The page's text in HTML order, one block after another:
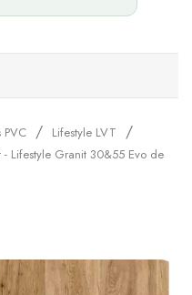
PVC
Lifestyle LVT
- Lifestyle Granit 30&55 Evo de